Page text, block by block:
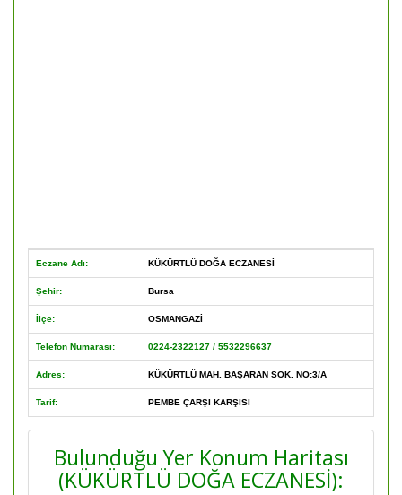
Eczane Adı: KÜKÜRTLÜ DOĞA ECZANESİ
Şehir: Bursa
İlçe: OSMANGAZİ
Telefon Numarası: 0224-2322127 / 5532296637
Adres: KÜKÜRTLÜ MAH. BAŞARAN SOK. NO:3/A
Tarif: PEMBE ÇARŞI KARŞISI
Bulunduğu Yer Konum Haritası
(KÜKÜRTLÜ DOĞA ECZANESİ):